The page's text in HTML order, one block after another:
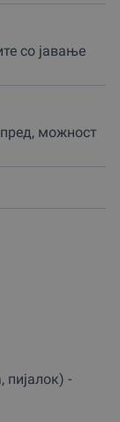
на седло.
на
на Ловен
кратка, но
заштитна
плус
пристап и
часа): Оваа
и уживање
со јавање
можност
пијалок) -